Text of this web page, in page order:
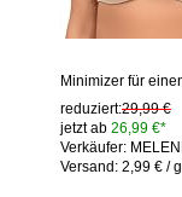
Minimizer für
reduziert:29,99 €
jetzt ab26,99 €*
Verkäufer:
Versand: 2,99 € /